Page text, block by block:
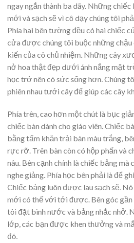
ngay ngắn thành ba dãy. Những chiếc
mới và sạch sẽ vì cô dạy chúng tôi
Phía hai bên tường đều có hai chiếc
cửa được chúng tôi buộc những chậu
kiến của cô chủ nhiệm. Những cây
nở hoa thật đẹp dưới ánh nắng mặt
học trở nên có sức sống hơn. Chúng
phiên nhau tưới cây để giúp các cây
Phía trên, cao hơn một chút là bục
chiếc bàn dành cho giáo viên. Chiếc
bằng tấm khăn trải bàn màu trắng,
rực rỡ. Trên bàn còn có hộp phấn và
nâu. Bên cạnh chính là chiếc bảng
nghe giảng. Phía học bên phải là để
Chiếc bảng luôn được lau sạch sẽ.
mới có thế với tới được. Bên góc gần
tôi đặt bình nước và bảng nhắc nhở.
lớp, các bạn được khen thưởng và
đó.